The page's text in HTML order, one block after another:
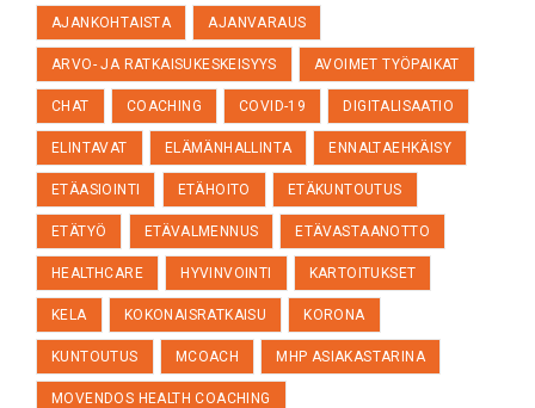
AJANKOHTAISTA AJANVARAUS
ARVO- JA RATKAISUKESKEISYYS AVOIMET TYÖPAIKAT
CHAT COACHING COVID-19 DIGITALISAATIO
ELINTAVAT ELÄMÄNHALLINTA ENNALTAEHKÄISY
ETÄASIOINTI ETÄHOITO ETÄKUNTOUTUS
ETÄTYÖ ETÄVALMENNUS ETÄVASTAANOTTO
HEALTHCARE HYVINVOINTI KARTOITUKSET
KELA KOKONAISRATKAISU KORONA
KUNTOUTUS MCOACH MHP ASIAKASTARINA
MOVENDOS HEALTH COACHING